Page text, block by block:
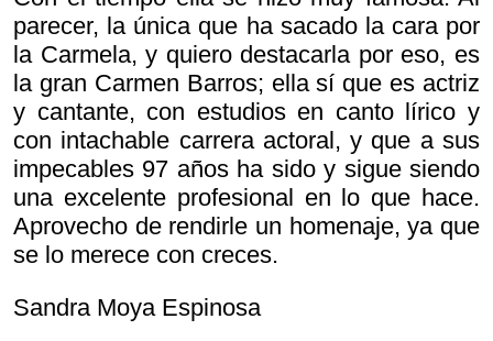
parecer, la única que ha sacado la cara por
la Carmela, y quiero destacarla por eso, es
la gran Carmen Barros; ella sí que es actriz
y cantante, con estudios en canto lírico y
con intachable carrera actoral, y que a sus
impecables 97 años ha sido y sigue siendo
una excelente profesional en lo que hace.
Aprovecho de rendirle un homenaje, ya que
se lo merece con creces.
Sandra Moya Espinosa